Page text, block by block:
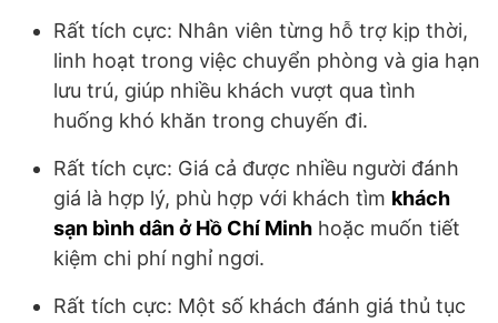
Rất tích cực: Nhân viên từng hỗ trợ kịp thời,
linh hoạt trong việc chuyển phòng và gia hạn
lưu trú, giúp nhiều khách vượt qua tình
huống khó khăn trong chuyến đi.
Rất tích cực: Giá cả được nhiều người đánh
giá là hợp lý, phù hợp với khách tìm khách
sạn bình dân ở Hồ Chí Minh hoặc muốn tiết
kiệm chi phí nghỉ ngơi.
Rất tích cực: Một số khách đánh giá thủ tục